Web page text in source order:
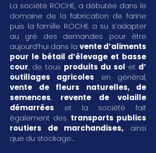
La société ROCHE, a débutée dans le
domaine de la fabrication de farine
puis la famille ROCHE a su s’adapter
au gré des demandes pour être
aujourd’hui dans la vente d’aliments
pour le bétail d’élevage et basse
cour, de tous produits du sol et d’
outillages agricoles en général,
vente de fleurs naturelles, de
semences, revente de volaille
démarrées et la société fait
également des transports publics
routiers de marchandises, ainsi
que du stockage...